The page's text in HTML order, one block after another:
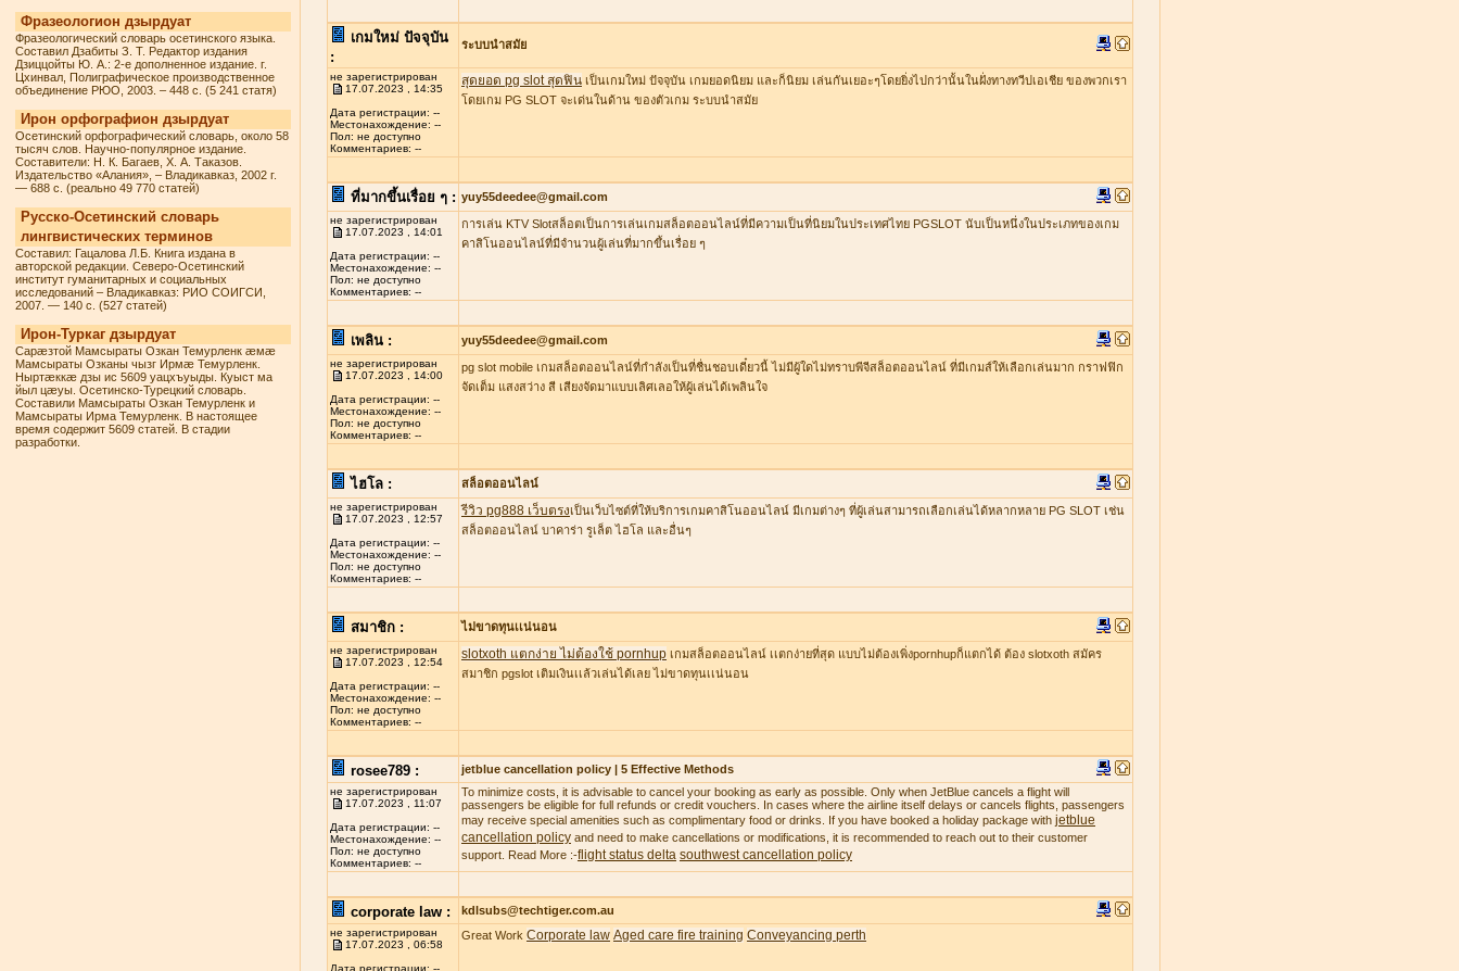
Фразеологион дзырдуат
Фразеологический словарь осетинского языка.
Составил Дзабиты З. Т. Редактор издания
Дзиццойты Ю. А.: 2-е дополненное издание. г.
Цхинвал, Полиграфическое производственное
объединение РЮО, 2003. – 448 с. (5 241 статя)
Ирон орфографион дзырдуат
Осетинский орфографический словарь, около 58
тысяч слов. Научно-популярное издание.
Составители: Н. К. Багаев, Х. А. Таказов.
Издательство «Алания», – Владикавказ, 2002 г.
— 688 с. (реально 49 770 статей)
Русско-Осетинский словарь
лингвистических терминов
Составил: Гацалова Л.Б. Книга издана в
авторской редакции. Северо-Осетинский
институт гуманитарных и социальных
исследований – Владикавказ: РИО СОИГСИ,
2007. — 140 с. (527 статей)
Ирон-Туркаг дзырдуат
Сарæзтой Мамсыраты Озкан Темурленк æмæ
Мамсыраты Озканы чызг Ирмæ Темурленк.
Ныртæккæ дзы ис 5609 уацхъуыды. Куыст ма
йыл цæуы. Осетинско-Турецкий словарь.
Составили Мамсыраты Озкан Темурленк и
Мамсыраты Ирма Темурленк. В настоящее
время содержит 5609 статей. В стадии
разработки.
เกมใหม่ ปัจจุบัน
:
ระบบนำสมัย
не зарегистрирован
17.07.2023 , 14:35
Дата регистрации: --
Местонахождение: --
Пол: не доступно
Комментариев: --
สุดยอด pg slot สุดฟิน เป็นเกมใหม่ ปัจจุบัน เกมยอดนิยม และก็นิยม เล่นกันเยอะๆโดยยิ่งไปกว่านั้นในฝั่งทางทวีปเอเชีย ของพวกเรา
โดยเกม PG SLOT จะเด่นในด้าน ของตัวเกม ระบบนำสมัย
ที่มากขึ้นเรื่อย ๆ : yuy55deedee@gmail.com
не зарегистрирован
17.07.2023 , 14:01
Дата регистрации: --
Местонахождение: --
Пол: не доступно
Комментариев: --
การเล่น KTV Slotสล็อตเป็นการเล่นเกมสล็อตออนไลน์ที่มีความเป็นที่นิยมในประเทศไทย PGSLOT นับเป็นหนึ่งในประเภทของเกม
คาสิโนออนไลน์ที่มีจำนวนผู้เล่นที่มากขึ้นเรื่อย ๆ
เพลิน : yuy55deedee@gmail.com
не зарегистрирован
17.07.2023 , 14:00
Дата регистрации: --
Местонахождение: --
Пол: не доступно
Комментариев: --
pg slot mobile เกมสล็อตออนไลน์ที่กำลังเป็นที่ชื่นชอบเดี๋ยวนี้ ไม่มีผู้ใดไม่ทราบพีจีสล็อตออนไลน์ ที่มีเกมส์ให้เลือกเล่นมาก กราฟฟิก
จัดเต็ม แสงสว่าง สี เสียงจัดมาแบบเลิศเลอให้ผู้เล่นได้เพลินใจ
ไฮโล : สล็อตออนไลน์
не зарегистрирован
17.07.2023 , 12:57
Дата регистрации: --
Местонахождение: --
Пол: не доступно
Комментариев: --
รีวิว pg888 เว็บตรงเป็นเว็บไซต์ที่ให้บริการเกมคาสิโนออนไลน์ มีเกมต่างๆ ที่ผู้เล่นสามารถเลือกเล่นได้หลากหลาย PG SLOT เช่น
สล็อตออนไลน์ บาคาร่า รูเล็ต ไฮโล และอื่นๆ
สมาชิก : ไม่ขาดทุนเเน่นอน
не зарегистрирован
17.07.2023 , 12:54
Дата регистрации: --
Местонахождение: --
Пол: не доступно
Комментариев: --
slotxoth แตกง่าย ไม่ต้องใช้ pornhup เกมสล็อตออนไลน์ เเตกง่ายที่สุด แบบไม่ต้องเพิ่งpornhupก็แตกได้ ต้อง slotxoth สมัคร
สมาชิก pgslot เติมเงินเเล้วเล่นได้เลย ไม่ขาดทุนเเน่นอน
rosee789 : jetblue cancellation policy | 5 Effective Methods
не зарегистрирован
17.07.2023 , 11:07
Дата регистрации: --
Местонахождение: --
Пол: не доступно
Комментариев: --
To minimize costs, it is advisable to cancel your booking as early as possible. Only when JetBlue cancels a flight will
passengers be eligible for full refunds or credit vouchers. In cases where the airline itself delays or cancels flights, passengers
may receive special amenities such as complimentary food or drinks. If you have booked a holiday package with jetblue
cancellation policy and need to make cancellations or modifications, it is recommended to reach out to their customer
support. Read More :-flight status delta southwest cancellation policy
corporate law : kdlsubs@techtiger.com.au
не зарегистрирован
17.07.2023 , 06:58
Great Work Corporate law Aged care fire training Conveyancing perth